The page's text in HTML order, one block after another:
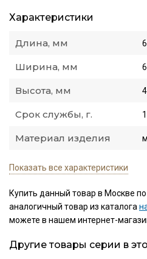
Характеристики
Длина, мм
Ширина, мм
Высота, мм
Срок службы, г.
Материал изделия
Показать все характеристики
Купить данный товар в Москве
аналогичный товар из каталога
можете в нашем интернет-
Другие товары серии в